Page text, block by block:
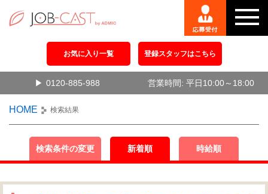
お気に入り一覧 登録スタッフはこちら
0120-885-988 営業時間: 平日10:00～18:00
HOME 検索結果
検索条件の変更 新着順 時給順